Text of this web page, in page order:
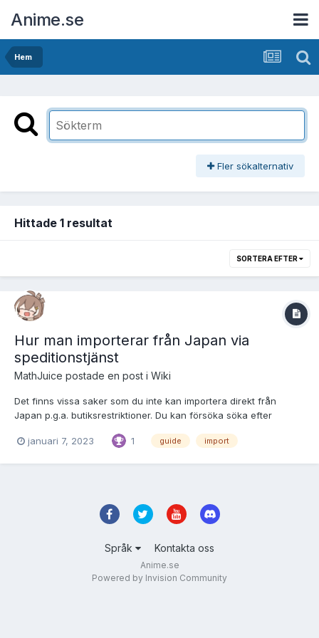
Anime.se
Hem
Fler sökalternativ
Hittade 1 resultat
SORTERA EFTER
Hur man importerar från Japan via
speditionstjänst
MathJuice postade en post i Wiki
Det finns vissa saker som du inte kan importera direkt från
Japan p.g.a. butiksrestriktioner. Du kan försöka söka efter
på plats när du reser dit. Men det är kanske inte möjligt av olika
januari 7, 2023 1 guide import
Språk Kontakta oss
Anime.se
Powered by Invision Community